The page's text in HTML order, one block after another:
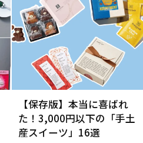
【保存版】本当に喜ばれ
た！3,000円以下の「手土
産スイーツ」16選